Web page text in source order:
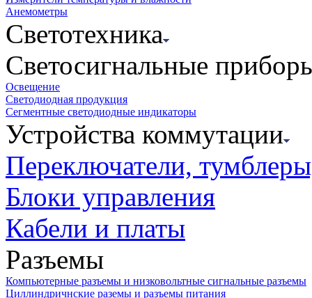
Анемометры
Светотехника
Светосигнальные
Освещение
Светодиодная продукция
Сегментные светодиодные индикаторы
Устройства коммутации
Переключатели,
Блоки управления
Кабели и платы
Разъемы
Компьютерные разъемы и низковольтные сигнальные разъемы
Циллиндричнские раземы и разъемы питания